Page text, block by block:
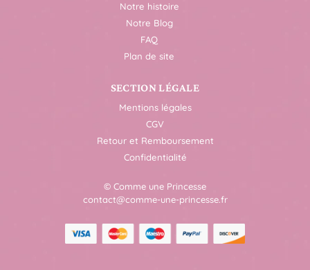
Notre histoire
Notre Blog
FAQ
Plan de site
SECTION LÉGALE
Mentions légales
CGV
Retour et Remboursement
Confidentialité
© Comme une Princesse
contact@comme-une-princesse.fr